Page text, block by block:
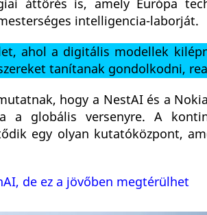
áttörés is, amely Európa
intelligencia-laborját.
ahol a digitális modellek
tanítanak gondolkodni,
hogy a NestAI és a
a globális versenyre. A
egy olyan kutatóközpont,
de ez a jövőben megtérülhet